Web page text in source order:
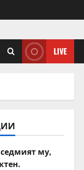
LIVE
му,